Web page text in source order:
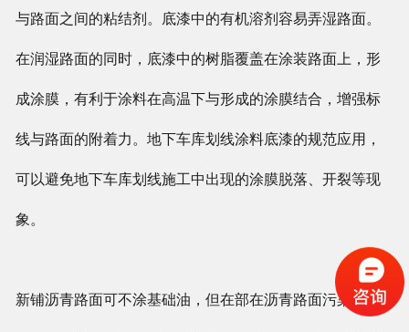
与路面之间的粘结剂。底漆中的有机溶剂容易弄湿路面。
在润湿路面的同时，底漆中的树脂覆盖在涂装路面上，形
成涂膜，有利于涂料在高温下与形成的涂膜结合，增强标
线与路面的附着力。地下车库划线涂料底漆的规范应用，
可以避免地下车库划线施工中出现的涂膜脱落、开裂等现
象。
新铺沥青路面可不涂基础油，但在部在沥青路面污染阶